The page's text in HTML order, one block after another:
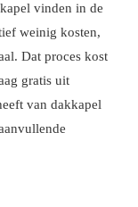
vinden in de
weinig kosten,
Dat proces kost
gratis uit
van dakkapel